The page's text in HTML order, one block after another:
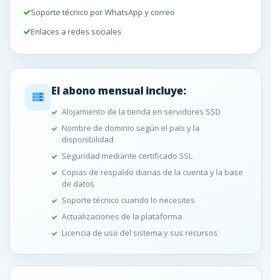
Soporte técnico por WhatsApp y correo
Enlaces a redes sociales
El abono mensual incluye:
Alojamiento de la tienda en servidores SSD
Nombre de dominio según el país y la
disponibilidad
Seguridad mediante certificado SSL
Copias de respaldo diarias de la cuenta y la base
de datos
Soporte técnico cuando lo necesites
Actualizaciones de la plataforma
Licencia de uso del sistema y sus recursos